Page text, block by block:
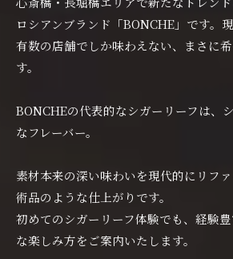
ロシアンブランド「BONCHE」です。
有数の店舗でしか味わえない、まさに
す。
BONCHEの代表的なシガーリーフは、
なフレーバー。
素材本来の深い味わいを現代的にリフ
術品のような仕上がりです。
初めてのシガーリーフ体験でも、経験
な楽しみ方をご案内いたします。